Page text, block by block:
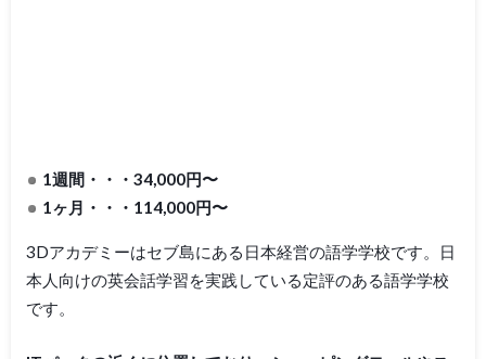
1週間・・・34,000円〜
1ヶ月・・・114,000円〜
3Dアカデミーはセブ島にある日本経営の語学学校です。日
本人向けの英会話学習を実践している定評のある語学学校
です。